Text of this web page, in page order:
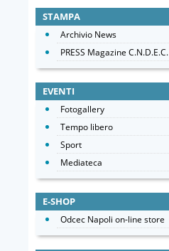
STAMPA
Archivio News
PRESS Magazine C.N.D.E.C.
EVENTI
Fotogallery
Tempo libero
Sport
Mediateca
E-SHOP
Odcec Napoli on-line store